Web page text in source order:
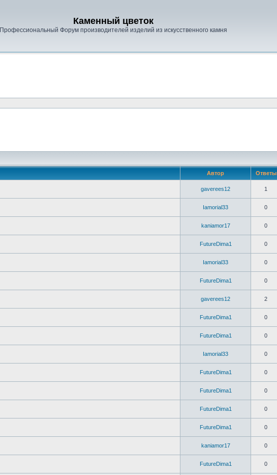
Каменный цветок
Профессиональный Форум производителей изделий из искусственного камня
Автор Ответы
gaverees12 1
Iamorial33 0
kaniamor17 0
FutureDima1 0
Iamorial33 0
FutureDima1 0
gaverees12 2
FutureDima1 0
FutureDima1 0
Iamorial33 0
FutureDima1 0
FutureDima1 0
FutureDima1 0
FutureDima1 0
kaniamor17 0
FutureDima1 0